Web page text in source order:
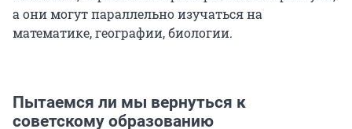
а они могут параллельно изучаться на
математике, географии, биологии.
Пытаемся ли мы вернуться к
советскому образованию